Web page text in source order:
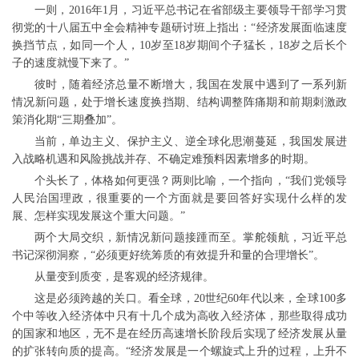
一则，2016年1月，习近平总书记在省部级主要领导干部学习贯
彻党的十八届五中全会精神专题研讨班上指出：“经济发展面临速度
换挡节点，如同一个人，10岁至18岁期间个子猛长，18岁之后长个
子的速度就慢下来了。”
彼时，随着经济总量不断增大，我国在发展中遇到了一系列新
情况新问题，处于增长速度换挡期、结构调整阵痛期和前期刺激政
策消化期“三期叠加”。
当前，单边主义、保护主义、逆全球化思潮蔓延，我国发展进
入战略机遇和风险挑战并存、不确定难预料因素增多的时期。
个头长了，体格如何更强？两则比喻，一个指向，“我们党领导
人民治国理政，很重要的一个方面就是要回答好实现什么样的发
展、怎样实现发展这个重大问题。”
两个大局交织，新情况新问题接踵而至。掌舵领航，习近平总
书记深彻洞察，“必须更好统筹质的有效提升和量的合理增长”。
从量变到质变，是客观的经济规律。
这是必须跨越的关口。看全球，20世纪60年代以来，全球100多
个中等收入经济体中只有十几个成为高收入经济体，那些取得成功
的国家和地区，无不是在经历高速增长阶段后实现了经济发展从量
的扩张转向质的提高。“经济发展是一个螺旋式上升的过程，上升不